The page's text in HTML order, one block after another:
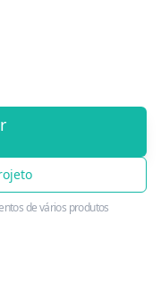
de vários produtos